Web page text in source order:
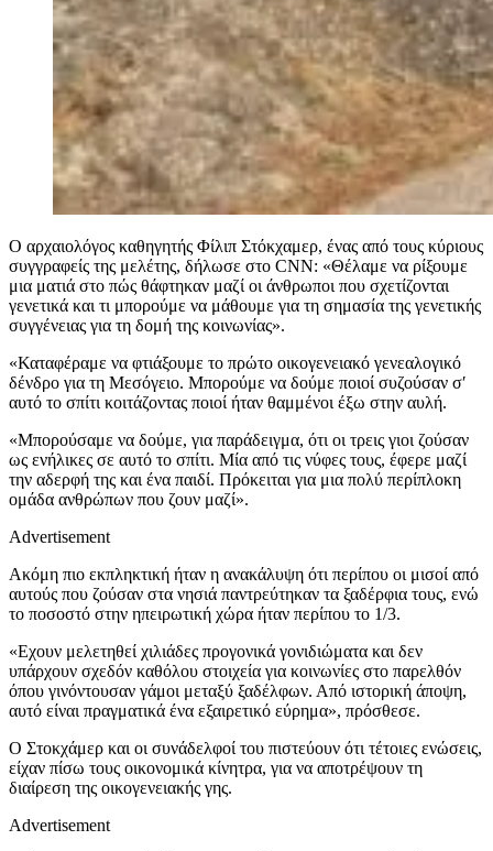
Ο αρχαιολόγος καθηγητής Φίλιπ Στόκχαμερ, ένας από τους κύριους
συγγραφείς της μελέτης, δήλωσε στο CNN: «Θέλαμε να ρίξουμε
μια ματιά στο πώς θάφτηκαν μαζί οι άνθρωποι που σχετίζονται
γενετικά και τι μπορούμε να μάθουμε για τη σημασία της γενετικής
συγγένειας για τη δομή της κοινωνίας».
«Καταφέραμε να φτιάξουμε το πρώτο οικογενειακό γενεαλογικό
δένδρο για τη Μεσόγειο. Μπορούμε να δούμε ποιοί συζούσαν σ′
αυτό το σπίτι κοιτάζοντας ποιοί ήταν θαμμένοι έξω στην αυλή.
«Μπορούσαμε να δούμε, για παράδειγμα, ότι οι τρεις γιοι ζούσαν
ως ενήλικες σε αυτό το σπίτι. Μία από τις νύφες τους, έφερε μαζί
την αδερφή της και ένα παιδί. Πρόκειται για μια πολύ περίπλοκη
ομάδα ανθρώπων που ζουν μαζί».
Advertisement
Ακόμη πιο εκπληκτική ήταν η ανακάλυψη ότι περίπου οι μισοί από
αυτούς που ζούσαν στα νησιά παντρεύτηκαν τα ξαδέρφια τους, ενώ
το ποσοστό στην ηπειρωτική χώρα ήταν περίπου το 1/3.
«Εχουν μελετηθεί χιλιάδες προγονικά γονιδιώματα και δεν
υπάρχουν σχεδόν καθόλου στοιχεία για κοινωνίες στο παρελθόν
όπου γινόντουσαν γάμοι μεταξύ ξαδέλφων. Από ιστορική άποψη,
αυτό είναι πραγματικά ένα εξαιρετικό εύρημα», πρόσθεσε.
Ο Στοκχάμερ και οι συνάδελφοί του πιστεύουν ότι τέτοιες ενώσεις,
είχαν πίσω τους οικονομικά κίνητρα, για να αποτρέψουν τη
διαίρεση της οικογενειακής γης.
Advertisement